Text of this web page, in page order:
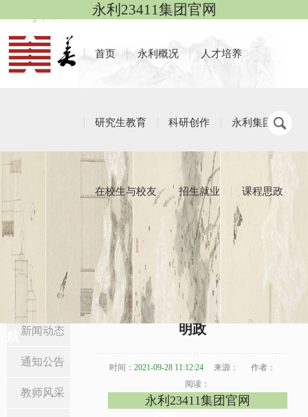
永利23411集团官网
首页 永利概况 人才培养
研究生教育 科研创作 永利集团
在校生与校友 招生就业 课程思政
栏目导
新闻动态
通知公告
教师风采
教师风采
当前位置: >新闻通知
明政
时间： 2021-09-28 11:12:24 来源：
作者：
阅读：
永利23411集团官网